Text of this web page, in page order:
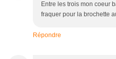
Entre les trois mon coeur
fraquer pour la brochette
Répondre